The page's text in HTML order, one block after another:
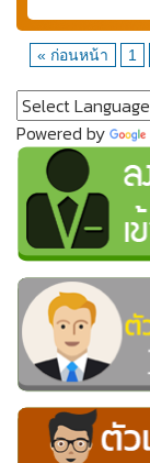
« ก่อนหน้า 1
Powered by